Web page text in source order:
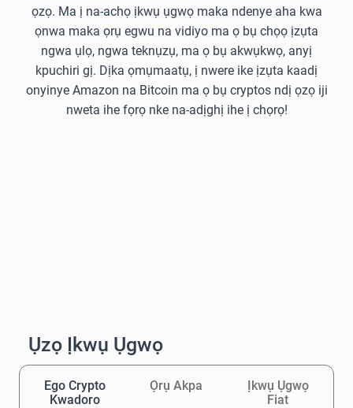
ọzọ. Ma ị na-achọ ịkwụ ụgwọ maka ndenye aha kwa
ọnwa maka ọrụ egwu na vidiyo ma ọ bụ chọọ ịzụta
ngwa ụlọ, ngwa teknụzụ, ma ọ bụ akwụkwọ, anyị
kpuchiri gị. Dịka ọmụmaatụ, ị nwere ike ịzụta kaadị
onyinye Amazon na Bitcoin ma ọ bụ cryptos ndị ọzọ iji
nweta ihe fọrọ nke na-adịghị ihe ị chọrọ!
Ụzọ Ịkwụ Ụgwọ
Ego Crypto
Kwadoro
Ọrụ Akpa
Ịkwụ Ụgwọ
Fiat